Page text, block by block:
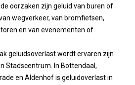
oorzaken zijn geluid van buren of
wegverkeer, van bromfietsen,
en van evenementen of
geluidsoverlast wordt ervaren zijn
Stadscentrum. In Bottendaal,
en Aldenhof is geluidoverlast in